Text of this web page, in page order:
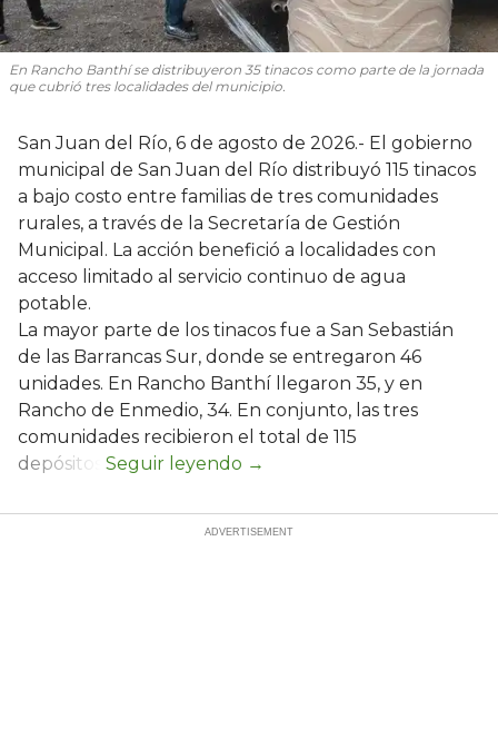
En Rancho Banthí se distribuyeron 35 tinacos como parte de la jornada
que cubrió tres localidades del municipio.
San Juan del Río, 6 de agosto de 2026.- El gobierno
municipal de San Juan del Río distribuyó 115 tinacos
a bajo costo entre familias de tres comunidades
rurales, a través de la Secretaría de Gestión
Municipal. La acción benefició a localidades con
acceso limitado al servicio continuo de agua
potable.
La mayor parte de los tinacos fue a San Sebastián
de las Barrancas Sur, donde se entregaron 46
unidades. En Rancho Banthí llegaron 35, y en
Rancho de Enmedio, 34. En conjunto, las tres
comunidades recibieron el total de 115
depósitos.